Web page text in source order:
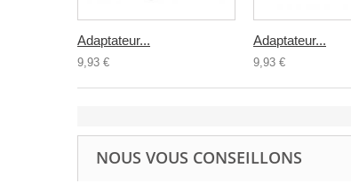
Adaptateur...
9,93 €
Adaptateur...
9,93 €
NOUS VOUS CONSEILLONS